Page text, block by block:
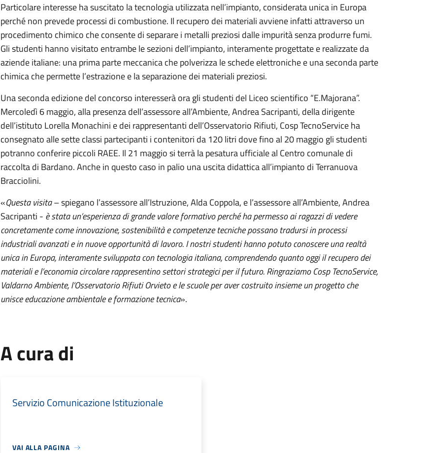
Particolare interesse ha suscitato la tecnologia utilizzata nell’impianto, considerata unica in Europa
perché non prevede processi di combustione. Il recupero dei materiali avviene infatti attraverso un
procedimento chimico che consente di separare i metalli preziosi dalle impurità senza produrre fumi.
Gli studenti hanno visitato entrambe le sezioni dell’impianto, interamente progettate e realizzate da
aziende italiane: una prima parte meccanica che polverizza le schede elettroniche e una seconda parte
chimica che permette l’estrazione e la separazione dei materiali preziosi.
Una seconda edizione del concorso interesserà ora gli studenti del Liceo scientifico “E.Majorana”.
Mercoledì 6 maggio, alla presenza dell’assessore all’Ambiente, Andrea Sacripanti, della dirigente
dell’istituto Lorella Monachini e dei rappresentanti dell’Osservatorio Rifiuti, Cosp TecnoService ha
consegnato alle sette classi partecipanti i contenitori da 120 litri dove fino al 20 maggio gli studenti
potranno conferire piccoli RAEE. Il 21 maggio si terrà la pesatura ufficiale al Centro comunale di
raccolta di Bardano. Anche in questo caso in palio una uscita didattica all’impianto di Terranuova
Bracciolini.
«Questa visita– spiegano l’assessore all’Istruzione, Alda Coppola, e l’assessore all’Ambiente, Andrea
Sacripanti - è stata un’esperienza di grande valore formativo perché ha permesso ai ragazzi di vedere
concretamente come innovazione, sostenibilità e competenze tecniche possano tradursi in processi
industriali avanzati e in nuove opportunità di lavoro. I nostri studenti hanno potuto conoscere una realtà
unica in Europa, interamente sviluppata con tecnologia italiana, comprendendo quanto oggi il recupero dei
materiali e l’economia circolare rappresentino settori strategici per il futuro. Ringraziamo Cosp TecnoService,
Valdarno Ambiente, l’Osservatorio Rifiuti Orvieto e le scuole per aver costruito insieme un progetto che
unisce educazione ambientale e formazione tecnica».
A cura di
Servizio Comunicazione Istituzionale
VAI ALLA PAGINA